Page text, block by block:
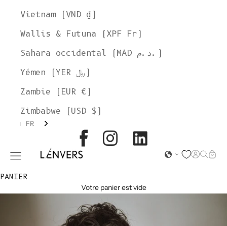
L'ENVERS
Ouvrir le menu de navigation Page
Vietnam (VND ₫)
Wallis & Futuna (XPF Fr)
Sahara occidental (MAD د.م.)
Yémen (YER ﷼)
Zambie (EUR €)
Zimbabwe (USD $)
FR
PANIER
Votre panier est vide